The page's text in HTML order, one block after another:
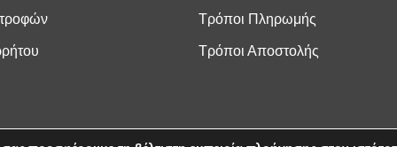
Τρόποι Πληρωμής
Τρόποι Αποστολής